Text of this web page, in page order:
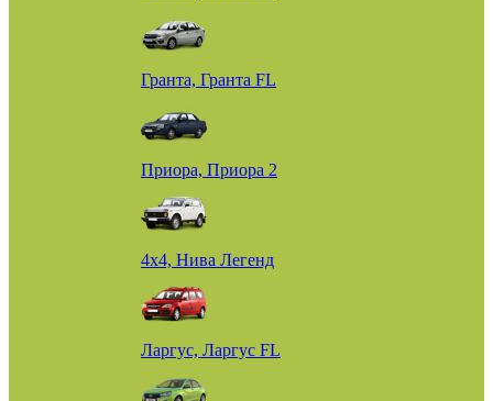
Гранта, Гранта FL
Приора, Приора 2
4х4, Нива Легенд
Ларгус, Ларгус FL